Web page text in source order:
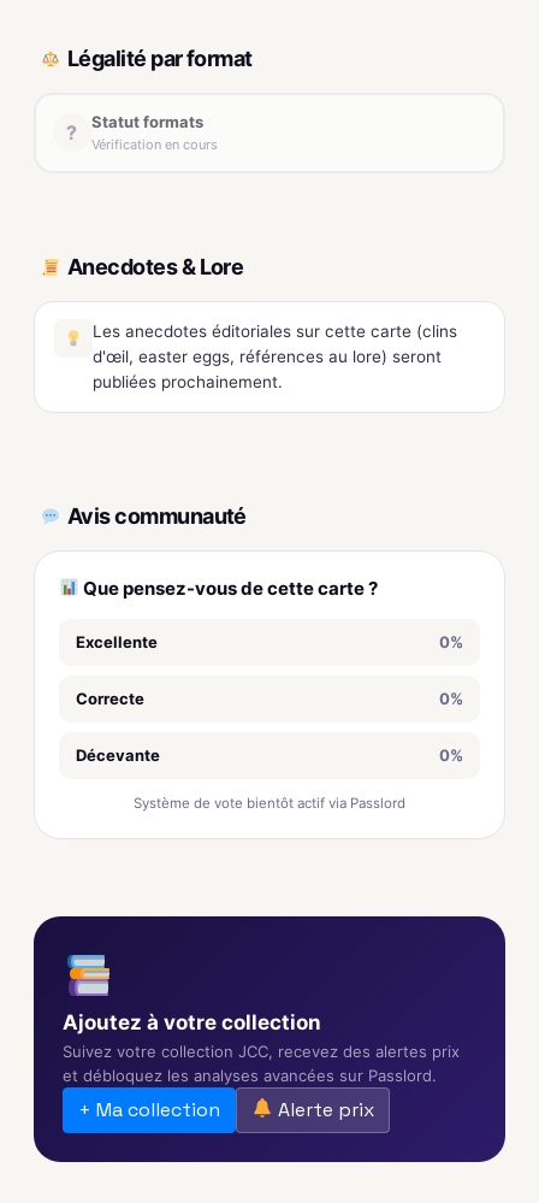
Légalité par format
? Statut formats
Vérification en cours
Anecdotes & Lore
Les anecdotes éditoriales sur cette carte (clins
d'œil, easter eggs, références au lore) seront
publiées prochainement.
Avis communauté
Que pensez-vous de cette carte ?
Excellente 0%
Correcte 0%
Décevante 0%
Système de vote bientôt actif via Passlord
Ajoutez à votre collection
Suivez votre collection JCC, recevez des alertes prix
et débloquez les analyses avancées sur Passlord.
+ Ma collection Alerte prix